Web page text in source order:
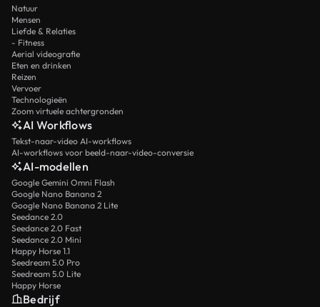
Natuur
Mensen
Liefde & Relaties
- Fitness
Aerial videografie
Eten en drinken
Reizen
Vervoer
Technologieën
Zoom virtuele achtergronden
AI Workflows
Tekst-naar-video AI-workflows
AI-workflows voor beeld-naar-video-conversie
AI-modellen
Google Gemini Omni Flash
Google Nano Banana 2
Google Nano Banana 2 Lite
Seedance 2.0
Seedance 2.0 Fast
Seedance 2.0 Mini
Happy Horse 1.1
Seedream 5.0 Pro
Seedream 5.0 Lite
Happy Horse
Bedrijf